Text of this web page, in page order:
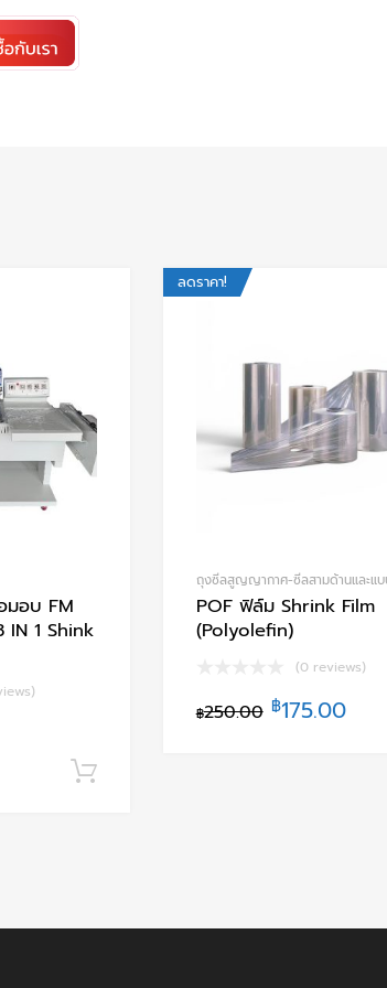
มอบ FM
1 Shink
ลดราคา!
ถุงซีลสูญญากาศ-ซีลสามด้านและแ
POF ฟิล์ม Shrink Film
(Polyolefin)
(0 reviews)
฿250.00 ฿175.00